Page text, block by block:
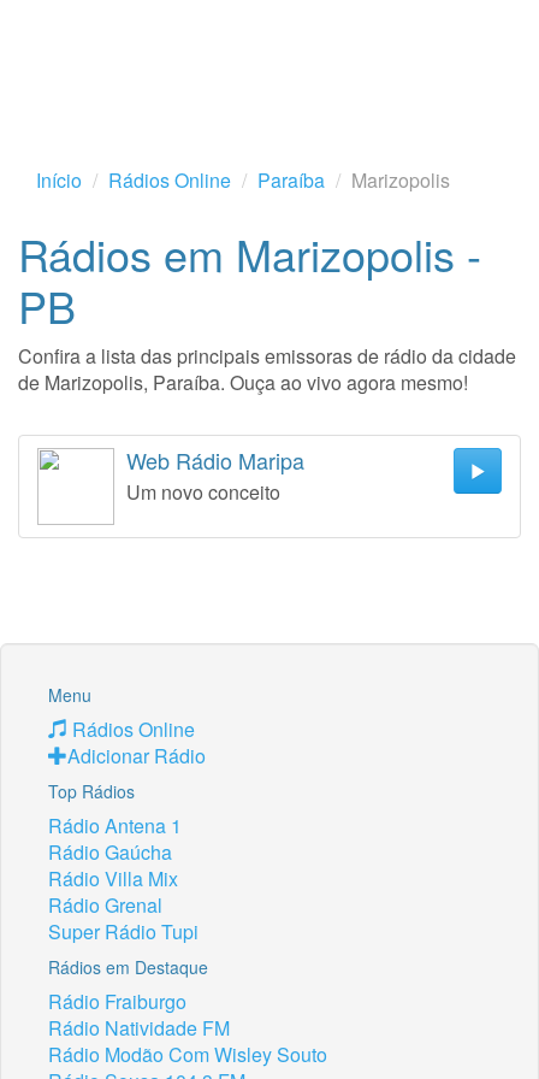
Início Rádios Online Paraíba Marizopolis
Rádios em Marizopolis -
PB
Confira a lista das principais emissoras de rádio da cidade
de Marizopolis, Paraíba. Ouça ao vivo agora mesmo!
Web Rádio Maripa
Um novo conceito
Menu
Rádios Online
Adicionar Rádio
Top Rádios
Rádio Antena 1
Rádio Gaúcha
Rádio Villa Mix
Rádio Grenal
Super Rádio Tupi
Rádios em Destaque
Rádio Fraiburgo
Rádio Natividade FM
Rádio Modão Com Wisley Souto